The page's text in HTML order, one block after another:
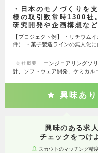
・日本のモノづくりを
様の取引数常時1300社
研究開発や企画構想な
【プロジェクト例】 ・リチウム
件） ・菓子製造ラインの無人化
会社概要
エンジニアリングソ
計、ソフトウェア開発、ケミカ
興味あり
興味のある求
チェックをつけ
スカウトのマッチング精